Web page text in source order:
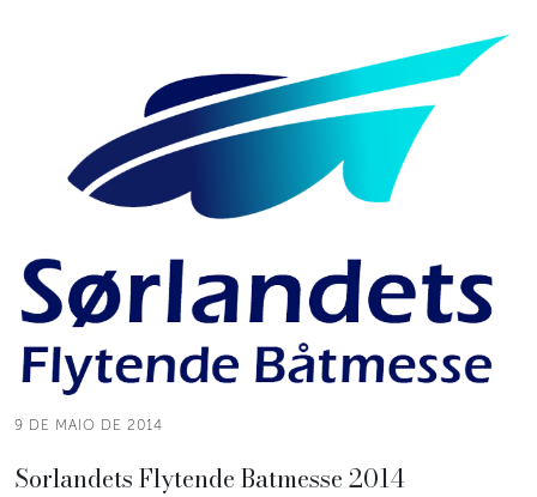
9 DE MAIO DE 2014
Sorlandets Flytende Batmesse 2014